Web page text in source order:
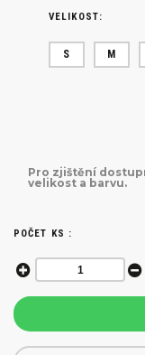
VELIKOST:
S M
Pro zjištění
velikost a barvu.
POČET KS :